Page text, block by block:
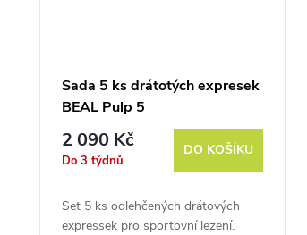
Sada 5 ks drátotých expresek
BEAL Pulp 5
2 090 Kč
Do 3 týdnů
DO KOŠÍKU
Set 5 ks odlehčených drátových
expressek pro sportovní lezení.